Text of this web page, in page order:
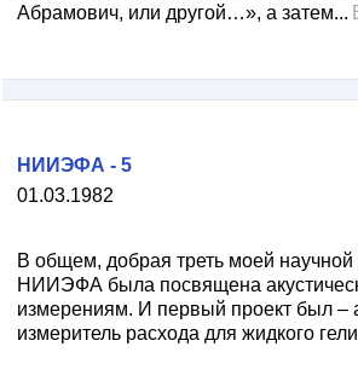
Абрамович, или другой…», а затем...
01.03.1982
НИИЭФА - 5
В общем, добрая треть моей научной
НИИЭФА была посвящена
измерениям. И первый проект был –
измеритель расхода для жидкого